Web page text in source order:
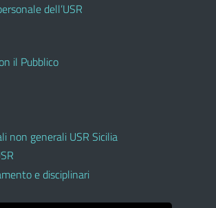
dell’USR
il Pubblico
non generali USR Sicilia
e disciplinari